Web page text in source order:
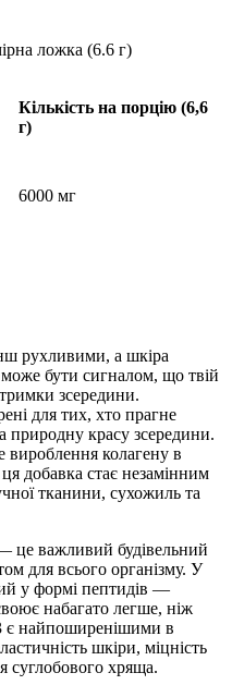
ложка (6.6 г)
Кількість на порцію (6,6
г)
6000 мг
рухливими, а шкіра
бути сигналом, що твій
зсередини.
для тих, хто прагне
природну красу зсередини.
вироблення колагену в
добавка стає незамінним
тканини, сухожиль та
це важливий будівельний
для всього організму. У
у формі пептидів —
набагато легше, ніж
є найпоширенішими в
шкіри, міцність
суглобового хряща.